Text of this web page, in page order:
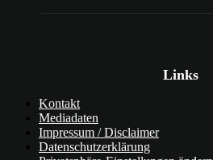
Links
Kontakt
Mediadaten
Impressum / Disclaimer
Datenschutzerklärung